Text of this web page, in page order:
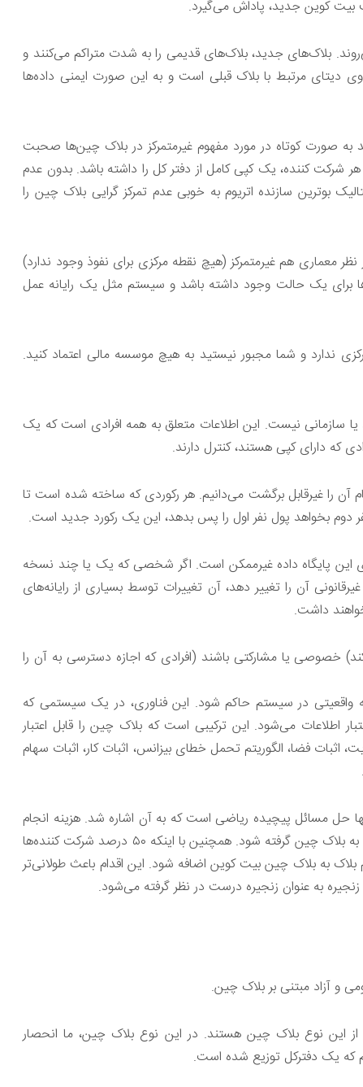
بیت کوین جدید، پاداش می‌گیرد.
بلاک‌های جدید، بلاک‌های قدیمی را به شدت متراکم می‌کنند و
دیتای مرتبط با بلاک قبلی است و به این صورت ایمنی داده‌ها
به صورت کوتاه در مورد مفهوم غیرمتمرکز در بلاک چین‌ها صحبت
شرکت کننده، یک کپی کامل از دفتر کل را داشته باشد. بدون عدم
بوترین سازنده اتریوم به خوبی عدم تمرکز گرایی بلاک چین را
نظر معماری هم غیرمتمرکز (هیچ نقطه مرکزی برای نفوذ وجود ندارد)
برای یک حالت وجود داشته باشد و سیستم مثل یک رایانه عمل
ندارد و شما مجبور نیستید به هیچ موسسه مالی اعتماد کنید.
یا سازمانی نیست. این اطلاعات متعلق به همه افرادی است که یک
که دارای کپی هستند، کنترل دارند.
عام آن را غیرقابل برگشت می‌دانیم. هر رکوردی که ساخته شده است تا
دوم بخواهد پول نفر اول را پس بدهد، این یک رکورد جدید است.
این پایگاه داده غیرممکن است. اگر شخصی که یک یا چند نسخه
آن را تغییر دهد، آن تغییرات توسط بسیاری از رایانه‌های
داشت.
خصوصی یا مشارکتی باشند (افرادی که اجازه دسترسی به آن را
واقعیتی در سیستم حاکم شود. این فناوری، در یک سیستمی که
اطلاعات می‌شود. این ترکیبی است که بلاک چین را قابل اعتبار
اثبات فضا، الگوریتم تحمل خطای بیزانس، اثبات کار، اثبات سهام
حل مسائل پیچیده ریاضی است که به آن اشاره شد. هزینه انجام
شده برای این پردازش، باعث می‌شود تا جلوی درخواست‌های جعلی به بلاک چین گرفته شود. همچنین با اینکه ۵۰ درصد شرکت‌ کننده‌ها
به بلاک چین بیت کوین اضافه شود. این اقدام باعث طولانی‌تر
به عنوان زنجیره درست در نظر گرفته می‌شود.
و آزاد مبتنی بر بلاک چین.
این نوع بلاک چین هستند. در این نوع بلاک چین، ما انحصار
که یک دفترکل توزیع شده است.